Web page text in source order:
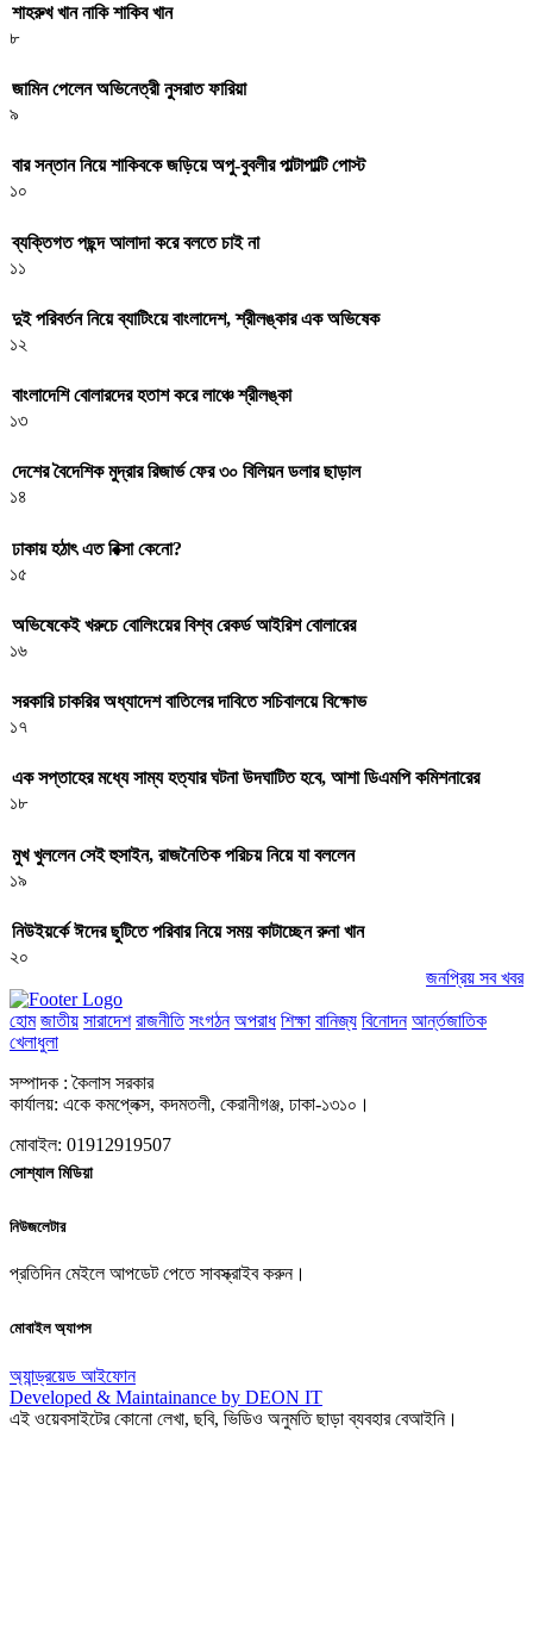
শাহরুখ খান নাকি শাকিব খান
৮
জামিন পেলেন অভিনেত্রী নুসরাত ফারিয়া
৯
বার সন্তান নিয়ে শাকিবকে জড়িয়ে অপু-বুবলীর পাল্টাপাল্টি পোস্ট
১০
ব্যক্তিগত পছন্দ আলাদা করে বলতে চাই না
১১
দুই পরিবর্তন নিয়ে ব্যাটিংয়ে বাংলাদেশ, শ্রীলঙ্কার এক অভিষেক
১২
বাংলাদেশি বোলারদের হতাশ করে লাঞ্চে শ্রীলঙ্কা
১৩
দেশের বৈদেশিক মুদ্রার রিজার্ভ ফের ৩০ বিলিয়ন ডলার ছাড়াল
১৪
ঢাকায় হঠাৎ এত রিক্সা কেনো?
১৫
অভিষেকেই খরুচে বোলিংয়ের বিশ্ব রেকর্ড আইরিশ বোলারের
১৬
সরকারি চাকরির অধ্যাদেশ বাতিলের দাবিতে সচিবালয়ে বিক্ষোভ
১৭
এক সপ্তাহের মধ্যে সাম্য হত্যার ঘটনা উদঘাটিত হবে, আশা ডিএমপি কমিশনারের
১৮
মুখ খুললেন সেই হুসাইন, রাজনৈতিক পরিচয় নিয়ে যা বললেন
১৯
নিউইয়র্কে ঈদের ছুটিতে পরিবার নিয়ে সময় কাটাচ্ছেন রুনা খান
২০
জনপ্রিয় সব খবর
হোম জাতীয় সারাদেশ রাজনীতি সংগঠন অপরাধ শিক্ষা বানিজ্য বিনোদন আর্ন্তজাতিক
খেলাধুলা
সম্পাদক : কৈলাস সরকার
কার্যালয়: একে কমপ্লেক্স, কদমতলী, কেরানীগঞ্জ, ঢাকা-১৩১০।
মোবাইল: 01912919507
সোশ্যাল মিডিয়া
নিউজলেটার
প্রতিদিন মেইলে আপডেট পেতে সাবস্ক্রাইব করুন।
মোবাইল অ্যাপস
অ্যান্ড্রয়েড আইফোন
Developed & Maintainance by DEON IT
এই ওয়েবসাইটের কোনো লেখা, ছবি, ভিডিও অনুমতি ছাড়া ব্যবহার বেআইনি।